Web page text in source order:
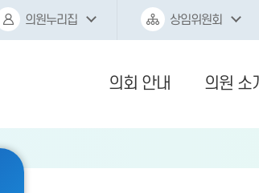
의원누리집 상임위원회
의회 안내 의원 소